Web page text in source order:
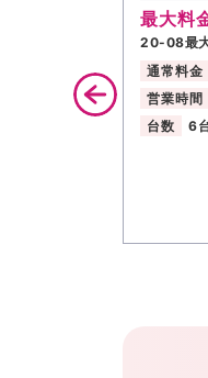
最大料
20-08最
通常料金
営業時間
台数
6